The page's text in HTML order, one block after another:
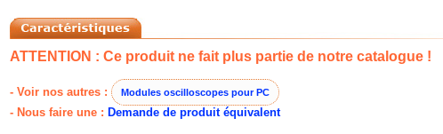
ATTENTION : Ce produit ne fait plus partie de notre catalogue !
- Voir nos autres : Modules oscilloscopes pour PC
- Nous faire une : Demande de produit équivalent